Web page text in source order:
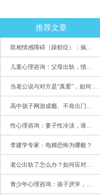
推荐文章
双相情感障碍（躁郁症）：疯子如何走向天才
儿童心理咨询：父母出轨，情感混乱孩子内心的隐秘
当老公说与对方是“真爱”，如何挽救婚姻？(始篇)
高中孩子网游成瘾、不肯出门，家长该怎么办？
性心理咨询：妻子性冷淡，谁之过
李建学专家：电梯恐怖为哪般？
老公出轨了怎么办？如何应对老公出轨？——婚姻心理专家为您支招
青少年心理咨询：孩子厌学，整天沉迷手机，网络成瘾，怎么办?